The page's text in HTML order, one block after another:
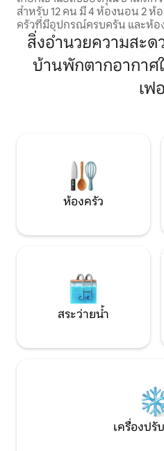
สำหรับ 12 คน มี 4 ห้องนอน 2 ห้
ครัวที่มีอุปกรณ์ครบครัน และห้อ
อเนกประสงค์ เหมาะสำหรับกา
ด้วยตนเองอย่างง่ายดาย ผ่อน
นั่งเล่นที่มีทีวี เกม และกิจกรรมส
รับประทานอาหารด้วยกันในห้อง
หรือบาร์บีคิวบนระเบียงที่มองออ
สิ่งอำนวยความสะ
บ้านพักตากอากาศ
เฟ
ห้องครัว
สระว่ายน้ำ
เครื่องปรั